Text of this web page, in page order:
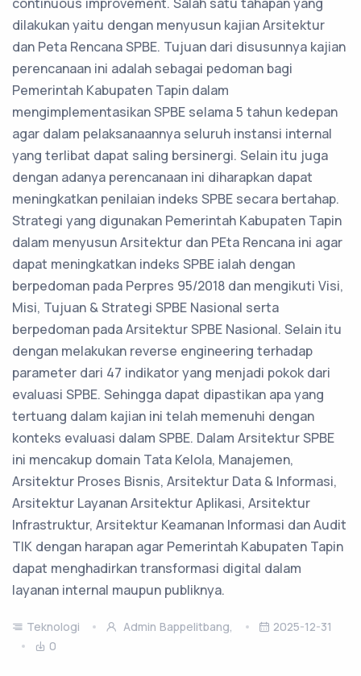
dilakukan yaitu dengan menyusun kajian Arsitektur
dan Peta Rencana SPBE. Tujuan dari disusunnya kajian
perencanaan ini adalah sebagai pedoman bagi
Pemerintah Kabupaten Tapin dalam
mengimplementasikan SPBE selama 5 tahun kedepan
agar dalam pelaksanaannya seluruh instansi internal
yang terlibat dapat saling bersinergi. Selain itu juga
dengan adanya perencanaan ini diharapkan dapat
meningkatkan penilaian indeks SPBE secara bertahap.
Strategi yang digunakan Pemerintah Kabupaten Tapin
dalam menyusun Arsitektur dan PEta Rencana ini agar
dapat meningkatkan indeks SPBE ialah dengan
berpedoman pada Perpres 95/2018 dan mengikuti Visi,
Misi, Tujuan & Strategi SPBE Nasional serta
berpedoman pada Arsitektur SPBE Nasional. Selain itu
dengan melakukan reverse engineering terhadap
parameter dari 47 indikator yang menjadi pokok dari
evaluasi SPBE. Sehingga dapat dipastikan apa yang
tertuang dalam kajian ini telah memenuhi dengan
konteks evaluasi dalam SPBE. Dalam Arsitektur SPBE
ini mencakup domain Tata Kelola, Manajemen,
Arsitektur Proses Bisnis, Arsitektur Data & Informasi,
Arsitektur Layanan Arsitektur Aplikasi, Arsitektur
Infrastruktur, Arsitektur Keamanan Informasi dan Audit
TIK dengan harapan agar Pemerintah Kabupaten Tapin
dapat menghadirkan transformasi digital dalam
layanan internal maupun publiknya.
Teknologi Admin Bappelitbang,
2025-12-31
0